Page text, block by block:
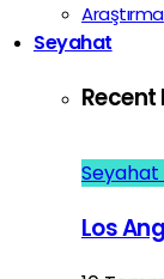
Araştırma
Seyahat
Recent
Seyahat
Los